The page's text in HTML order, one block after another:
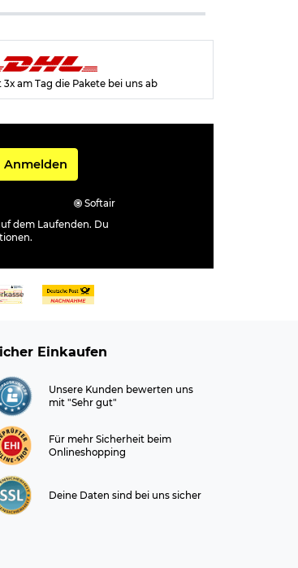
3x am Tag die Pakete bei uns ab
Für den Newsletter
Anmelden
Softair
dem Laufenden. Du
Einkaufen
Unsere Kunden bewerten uns
mit "Sehr gut"
Für mehr Sicherheit beim
Onlineshopping
Deine Daten sind bei uns sicher